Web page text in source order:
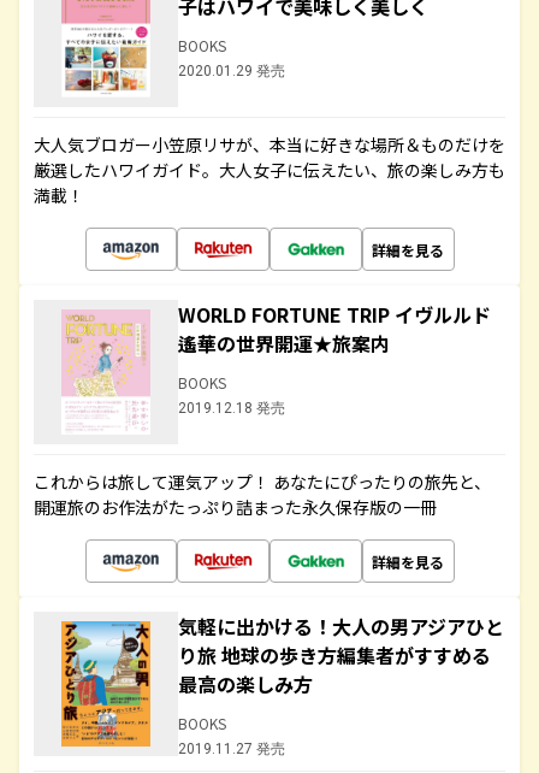
子はハワイで美味しく美しく
BOOKS
2020.01.29 発売
大人気ブロガー小笠原リサが、本当に好きな場所＆ものだけを
厳選したハワイガイド。大人女子に伝えたい、旅の楽しみ方も
満載！
詳細を見る
WORLD FORTUNE TRIP イヴルルド
遙華の世界開運★旅案内
BOOKS
2019.12.18 発売
これからは旅して運気アップ！ あなたにぴったりの旅先と、
開運旅のお作法がたっぷり詰まった永久保存版の一冊
詳細を見る
気軽に出かける！大人の男アジアひと
り旅 地球の歩き方編集者がすすめる
最高の楽しみ方
BOOKS
2019.11.27 発売